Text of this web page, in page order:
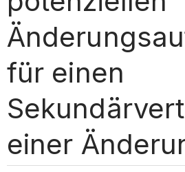
für einen
einer